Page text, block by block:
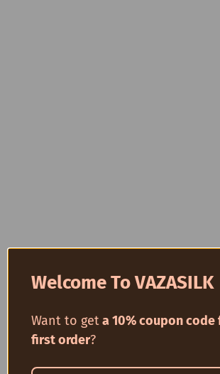
Welcome To VAZASILK
Want to geta 10% coupon
first order?